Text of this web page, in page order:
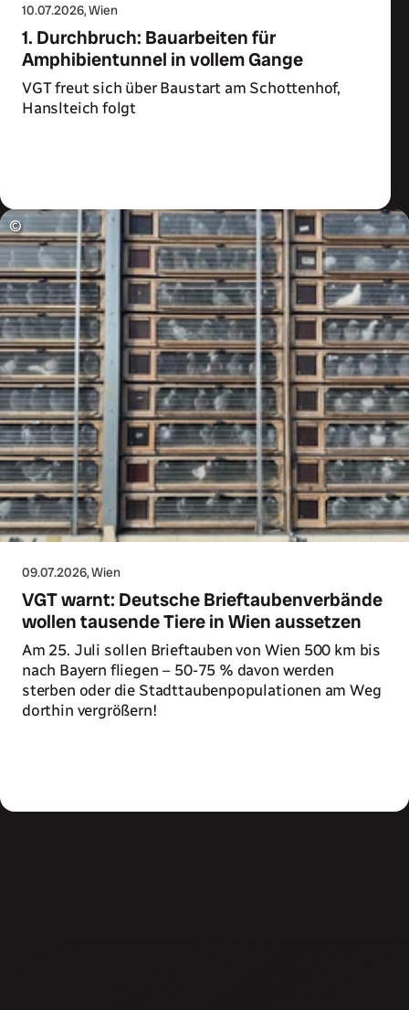
10.07.2026, Wien
1. Durchbruch: Bauarbeiten für
Amphibientunnel in vollem Gange
VGT freut sich über Baustart am Schottenhof,
Hanslteich folgt
©
09.07.2026, Wien
VGT warnt: Deutsche Brieftaubenverbände
wollen tausende Tiere in Wien aussetzen
Am 25. Juli sollen Brieftauben von Wien 500 km bis
nach Bayern fliegen – 50-75 % davon werden
sterben oder die Stadttaubenpopulationen am Weg
dorthin vergrößern!